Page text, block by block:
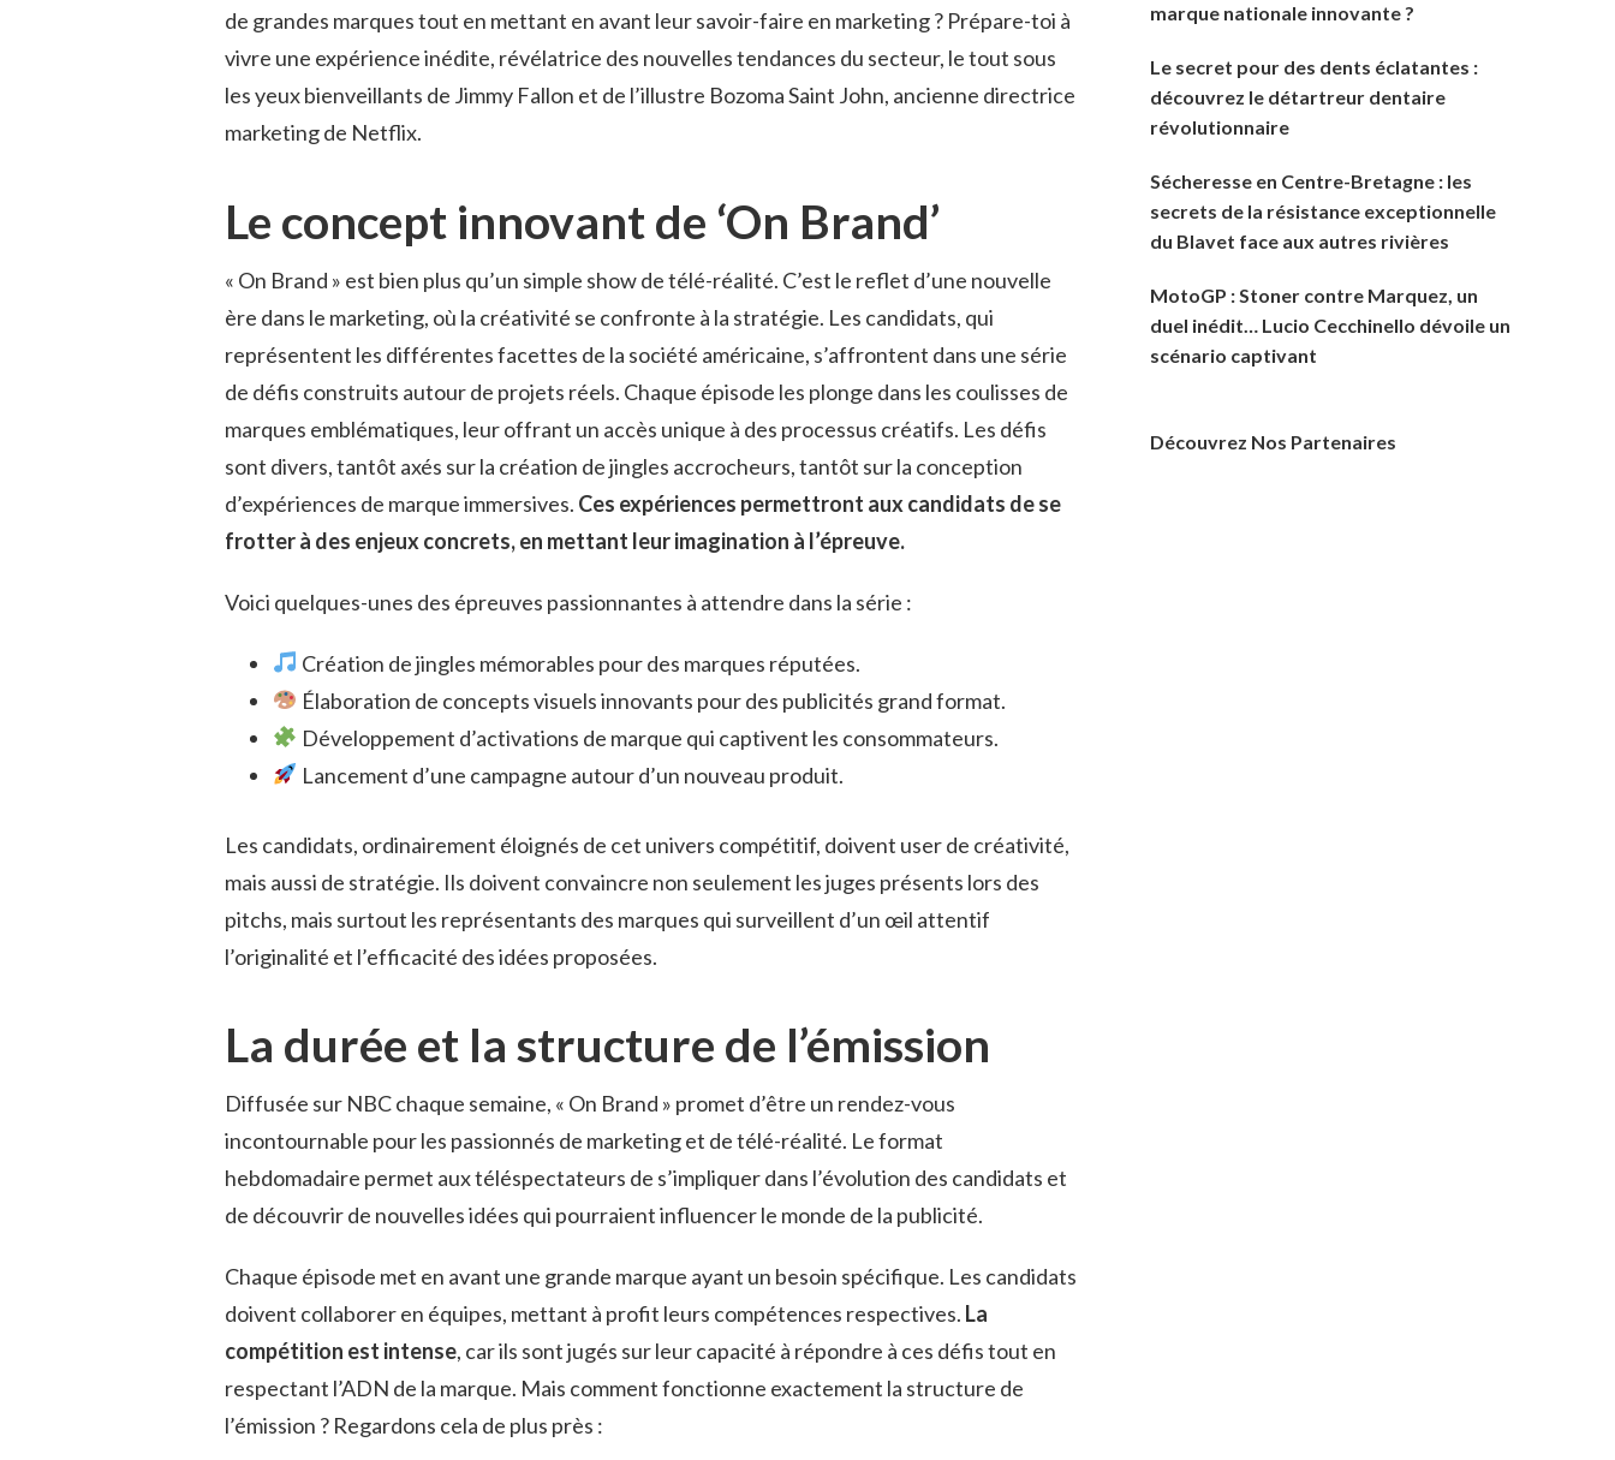
de grandes marques tout en mettant en avant leur savoir-faire en marketing ? Prépare-toi à
vivre une expérience inédite, révélatrice des nouvelles tendances du secteur, le tout sous
les yeux bienveillants de Jimmy Fallon et de l’illustre Bozoma Saint John, ancienne directrice
marketing de Netflix.
Le concept innovant de ‘On Brand’
« On Brand » est bien plus qu’un simple show de télé-réalité. C’est le reflet d’une nouvelle
ère dans le marketing, où la créativité se confronte à la stratégie. Les candidats, qui
représentent les différentes facettes de la société américaine, s’affrontent dans une série
de défis construits autour de projets réels. Chaque épisode les plonge dans les coulisses de
marques emblématiques, leur offrant un accès unique à des processus créatifs. Les défis
sont divers, tantôt axés sur la création de jingles accrocheurs, tantôt sur la conception
d’expériences de marque immersives. Ces expériences permettront aux candidats de se
frotter à des enjeux concrets, en mettant leur imagination à l’épreuve.
Voici quelques-unes des épreuves passionnantes à attendre dans la série :
Création de jingles mémorables pour des marques réputées.
Élaboration de concepts visuels innovants pour des publicités grand format.
Développement d’activations de marque qui captivent les consommateurs.
Lancement d’une campagne autour d’un nouveau produit.
Les candidats, ordinairement éloignés de cet univers compétitif, doivent user de créativité,
mais aussi de stratégie. Ils doivent convaincre non seulement les juges présents lors des
pitchs, mais surtout les représentants des marques qui surveillent d’un œil attentif
l’originalité et l’efficacité des idées proposées.
La durée et la structure de l’émission
Diffusée sur NBC chaque semaine, « On Brand » promet d’être un rendez-vous
incontournable pour les passionnés de marketing et de télé-réalité. Le format
hebdomadaire permet aux téléspectateurs de s’impliquer dans l’évolution des candidats et
de découvrir de nouvelles idées qui pourraient influencer le monde de la publicité.
Chaque épisode met en avant une grande marque ayant un besoin spécifique. Les candidats
doivent collaborer en équipes, mettant à profit leurs compétences respectives. La
compétition est intense, car ils sont jugés sur leur capacité à répondre à ces défis tout en
respectant l’ADN de la marque. Mais comment fonctionne exactement la structure de
l’émission ? Regardons cela de plus près :
marque nationale innovante ?
Le secret pour des dents éclatantes :
découvrez le détartreur dentaire
révolutionnaire
Sécheresse en Centre-Bretagne : les
secrets de la résistance exceptionnelle
du Blavet face aux autres rivières
MotoGP : Stoner contre Marquez, un
duel inédit… Lucio Cecchinello dévoile un
scénario captivant
Découvrez Nos Partenaires